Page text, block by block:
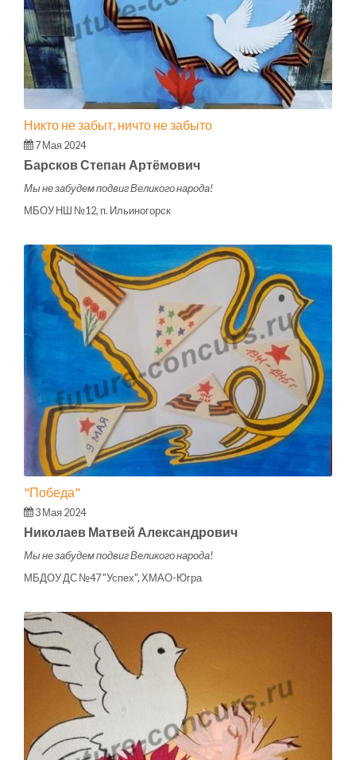
Никто не забыт, ничто не забыто
7 Мая 2024
Барсков Степан Артёмович
Мы не забудем подвиг Великого народа!
МБОУ НШ №12, п. Ильиногорск
"Победа"
3 Мая 2024
Николаев Матвей Александрович
Мы не забудем подвиг Великого народа!
МБДОУ ДС №47 "Успех", ХМАО-Югра